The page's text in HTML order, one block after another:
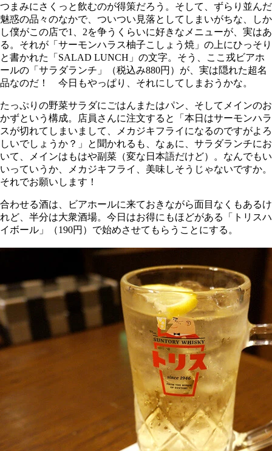
つまみにさくっと飲むのが得策だろう。そして、ずらり並んだ
魅惑の品々のなかで、ついつい見落としてしまいがちな、しか
し僕がこの店で1、2を争うくらいに好きなメニューが、実はあ
る。それが「サーモンハラス柚子こしょう焼」の上にひっそり
と書かれた「SALAD LUNCH」の文字。そう、ここ戎ビアホ
ールの「サラダランチ」（税込み880円）が、実は隠れた超名
品なのだ！ 今日もやっぱり、それにしてしまおうかな。
たっぷりの野菜サラダにごはんまたはパン、そしてメインのお
かずという構成。店員さんに注文すると「本日はサーモンハラ
スが切れてしまいまして、メカジキフライになるのですがよろ
しいでしょうか？」と聞かれるも、なぁに、サラダランチにお
いて、メインはもはや副菜（変な日本語だけど）。なんでもい
いっていうか、メカジキフライ、美味しそうじゃないですか。
それでお願いします！
合わせる酒は、ビアホールに来ておきながら面目なくもあるけ
れど、半分は大衆酒場。今日はお得にもほどがある「トリスハ
イボール」（190円）で始めさせてもらうことにする。